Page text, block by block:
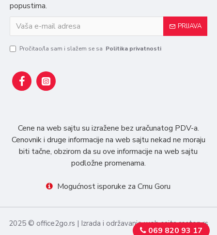
popustima.
PRIJAVA
Pročitao/la sam i slažem se sa Politika privatnosti
Cene na web sajtu su izražene bez uračunatog PDV-a.
Cenovnik i druge informacije na web sajtu nekad ne moraju
biti tačne, obzirom da su ove informacije na web sajtu
podložne promenama.
Mogućnost isporuke za Crnu Goru
2025 © office2go.rs | Izrada i održavanje web sajta restop.rs
069 820 93 17